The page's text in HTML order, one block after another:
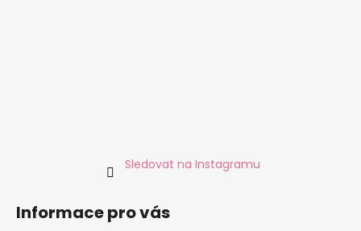
Sledovat na Instagramu
Informace pro vás